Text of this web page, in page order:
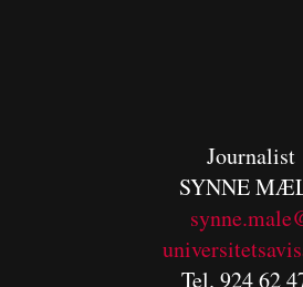
Journalist
SYNNE
Tel. 924 62